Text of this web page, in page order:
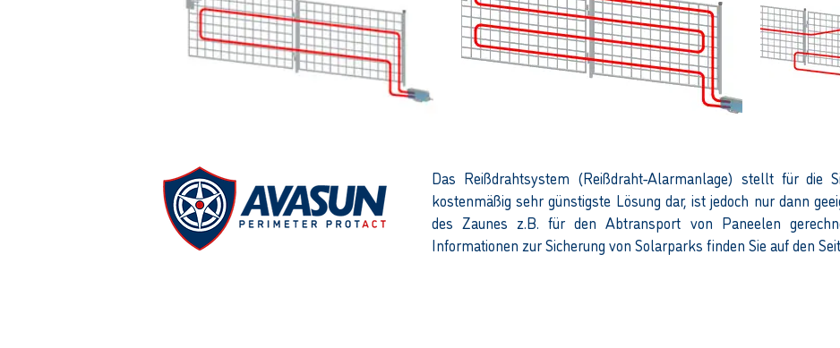
Das Reißdrahtsystem (Reißdraht-Alarmanlage) stellt für die
kostenmäßig sehr günstigste Lösung dar, ist jedoch nur dann
des Zaunes z.B. für den Abtransport von Paneelen
Informationen zur Sicherung von Solarparks finden Sie auf den